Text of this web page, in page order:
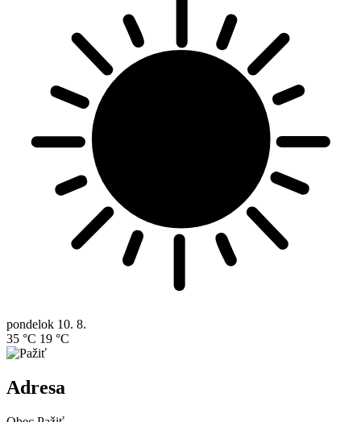
pondelok 10. 8.
35 °C 19 °C
Adresa